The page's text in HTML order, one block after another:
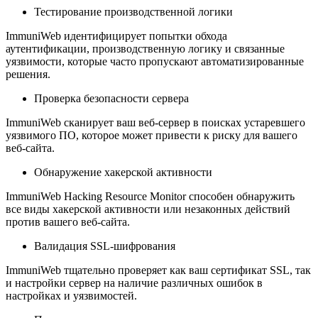
Тестирование производственной логики
ImmuniWeb идентифицирует попытки обхода
аутентификации, производственную логику и связанные
уязвимости, которые часто пропускают автоматизированные
решения.
Проверка безопасности сервера
ImmuniWeb сканирует ваш веб-сервер в поисках устаревшего
уязвимого ПО, которое может привести к риску для вашего
веб-сайта.
Обнаружение хакерской активности
ImmuniWeb Hacking Resource Monitor способен обнаружить
все виды хакерской активности или незаконных действий
против вашего веб-сайта.
Валидация SSL-шифрования
ImmuniWeb тщательно проверяет как ваш сертификат SSL, так
и настройки сервер на наличие различных ошибок в
настройках и уязвимостей.